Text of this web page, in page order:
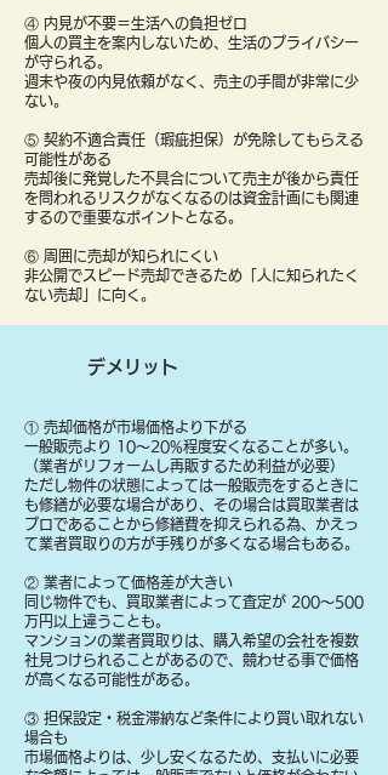
④ 内見が不要＝生活への負担ゼロ
個人の買主を案内しないため、生活のプライバシー
が守られる。
週末や夜の内見依頼がなく、売主の手間が非常に少
ない。
⑤ 契約不適合責任（瑕疵担保）が免除してもらえる
可能性がある
売却後に発覚した不具合について売主が後から責任
を問われるリスクがなくなるのは資金計画にも関連
するので重要なポイントとなる。
⑥ 周囲に売却が知られにくい
非公開でスピード売却できるため「人に知られたく
ない売却」に向く。
デメリット
① 売却価格が市場価格より下がる
一般販売より 10〜20%程度安くなることが多い。
（業者がリフォームし再販するため利益が必要）
ただし物件の状態によっては一般販売をするときに
も修繕が必要な場合があり、その場合は買取業者は
プロであることから修繕費を抑えられる為、かえっ
て業者買取りの方が手残りが多くなる場合もある。
② 業者によって価格差が大きい
同じ物件でも、買取業者によって査定が 200〜500
万円以上違うことも。
マンションの業者買取りは、購入希望の会社を複数
社見つけられることがあるので、競わせる事で価格
が高くなる可能性がある。
③ 担保設定・税金滞納など条件により買い取れない
場合も
​市場価格よりは、少し安くなるため、支払いに必要